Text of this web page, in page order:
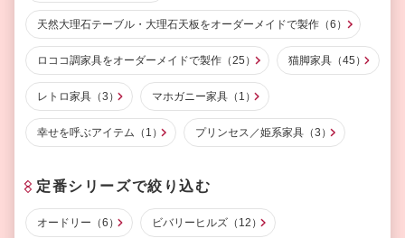
天然大理石テーブル・大理石天板をオーダーメイドで製作（6）
ロココ調家具をオーダーメイドで製作（25） 猫脚家具（45）
レトロ家具（3） マホガニー家具（1）
幸せを呼ぶアイテム（1） プリンセス／姫系家具（3）
定番シリーズで絞り込む
オードリー（6） ビバリーヒルズ（12）